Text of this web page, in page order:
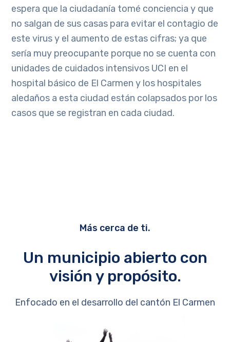
espera que la ciudadanía tomé conciencia y que
no salgan de sus casas para evitar el contagio de
este virus y el aumento de estas cifras; ya que
sería muy preocupante porque no se cuenta con
unidades de cuidados intensivos UCI en el
hospital básico de El Carmen y los hospitales
aledaños a esta ciudad están colapsados por los
casos que se registran en cada ciudad.
Más cerca de ti.
Un municipio abierto con
visión y propósito.
Enfocado en el desarrollo del cantón El Carmen